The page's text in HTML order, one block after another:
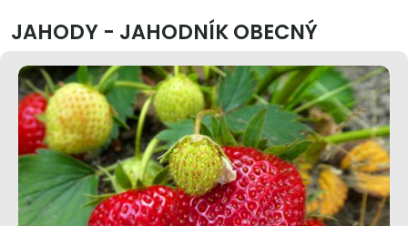
JAHODY - JAHODNÍK OBECNÝ